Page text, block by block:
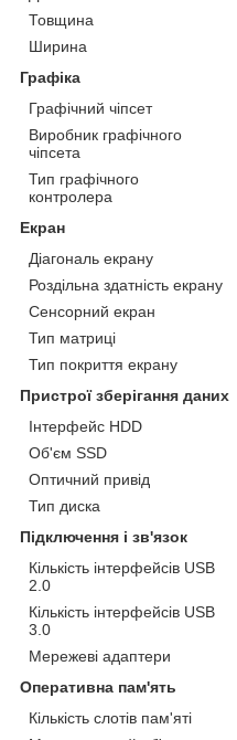
Товщина
Ширина
Графіка
Графічний чіпсет
Виробник графічного
чіпсета
Тип графічного
контролера
Екран
Діагональ екрану
Роздільна здатність екрану
Сенсорний екран
Тип матриці
Тип покриття екрану
Пристрої зберігання даних
Інтерфейс HDD
Об'єм SSD
Оптичний привід
Тип диска
Підключення і зв'язок
Кількість інтерфейсів USB
2.0
Кількість інтерфейсів USB
3.0
Мережеві адаптери
Оперативна пам'ять
Кількість слотів пам'яті